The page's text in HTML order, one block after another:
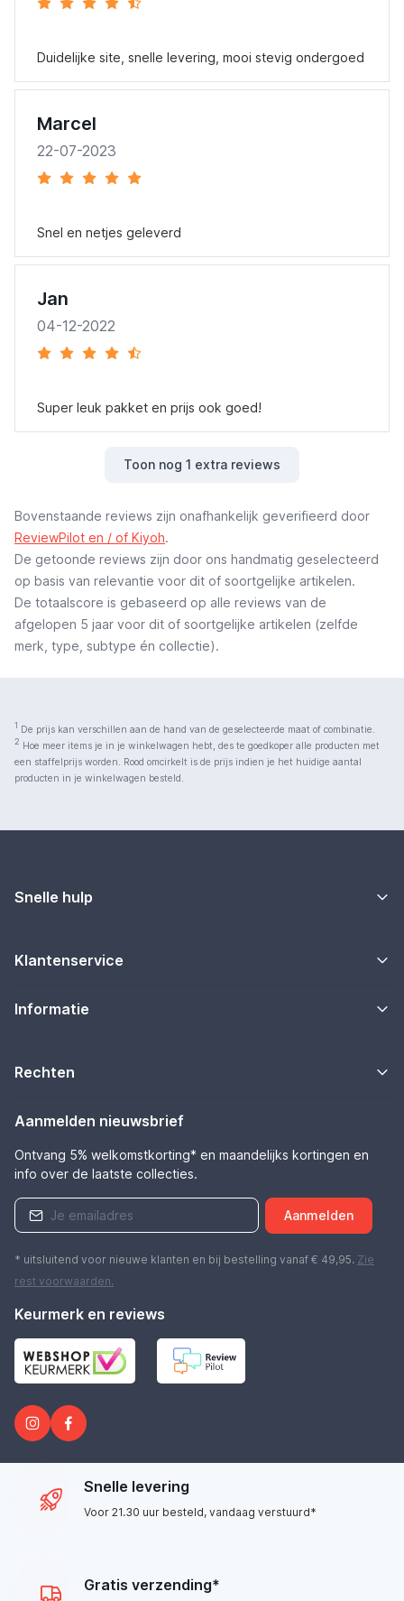
Duidelijke site, snelle levering, mooi stevig ondergoed
Marcel
22-07-2023
Snel en netjes geleverd
Jan
04-12-2022
Super leuk pakket en prijs ook goed!
Toon nog 1 extra reviews
Bovenstaande reviews zijn onafhankelijk geverifieerd door
ReviewPilot en / of Kiyoh.
De getoonde reviews zijn door ons handmatig geselecteerd
op basis van relevantie voor dit of soortgelijke artikelen.
De totaalscore is gebaseerd op alle reviews van de
afgelopen 5 jaar voor dit of soortgelijke artikelen (zelfde
merk, type, subtype én collectie).
1 De prijs kan verschillen aan de hand van de geselecteerde maat of combinatie.
2 Hoe meer items je in je winkelwagen hebt, des te goedkoper alle producten met
een staffelprijs worden. Rood omcirkelt is de prijs indien je het huidige aantal
producten in je winkelwagen besteld.
Snelle hulp
Klantenservice
Informatie
Rechten
Aanmelden nieuwsbrief
Ontvang 5% welkomstkorting* en maandelijks kortingen en
info over de laatste collecties.
Aanmelden
* uitsluitend voor nieuwe klanten en bij bestelling vanaf € 49,95. Zie
rest voorwaarden.
Keurmerk en reviews
Snelle levering
Voor 21.30 uur besteld, vandaag verstuurd*
Gratis verzending*